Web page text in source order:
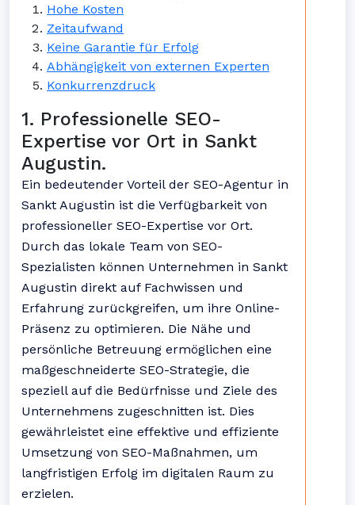
Hohe Kosten
Zeitaufwand
Keine Garantie für Erfolg
Abhängigkeit von externen Experten
Konkurrenzdruck
1. Professionelle SEO-
Expertise vor Ort in Sankt
Augustin.
Ein bedeutender Vorteil der SEO-Agentur in
Sankt Augustin ist die Verfügbarkeit von
professioneller SEO-Expertise vor Ort.
Durch das lokale Team von SEO-
Spezialisten können Unternehmen in Sankt
Augustin direkt auf Fachwissen und
Erfahrung zurückgreifen, um ihre Online-
Präsenz zu optimieren. Die Nähe und
persönliche Betreuung ermöglichen eine
maßgeschneiderte SEO-Strategie, die
speziell auf die Bedürfnisse und Ziele des
Unternehmens zugeschnitten ist. Dies
gewährleistet eine effektive und effiziente
Umsetzung von SEO-Maßnahmen, um
langfristigen Erfolg im digitalen Raum zu
erzielen.